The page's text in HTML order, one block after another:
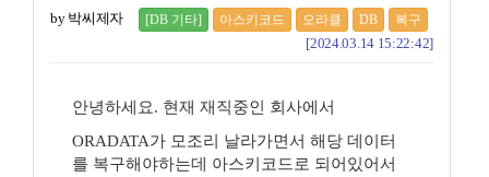
by 박씨제자 [DB 기타] 아스키코드 오라클 DB 복구
[2024.03.14 15:22:42]
안녕하세요. 현재 재직중인 회사에서
ORADATA가 모조리 날라가면서 해당 데이터
를 복구해야하는데 아스키코드로 되어있어서